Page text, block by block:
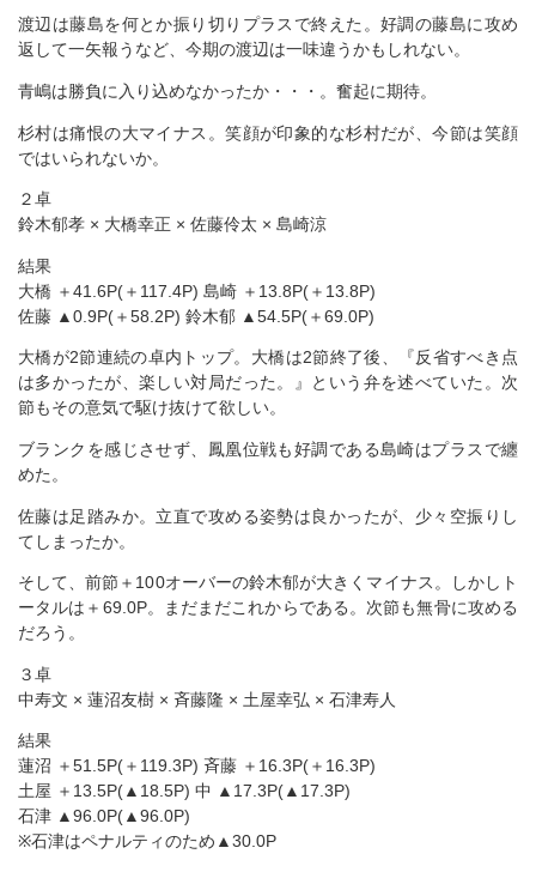
渡辺は藤島を何とか振り切りプラスで終えた。好調の藤島に攻め
返して一矢報うなど、今期の渡辺は一味違うかもしれない。
青嶋は勝負に入り込めなかったか・・・。奮起に期待。
杉村は痛恨の大マイナス。笑顔が印象的な杉村だが、今節は笑顔
ではいられないか。
２卓
鈴木郁孝 × 大橋幸正 × 佐藤伶太 × 島崎涼
結果
大橋 ＋41.6P(＋117.4P) 島崎 ＋13.8P(＋13.8P)
佐藤 ▲0.9P(＋58.2P) 鈴木郁 ▲54.5P(＋69.0P)
大橋が2節連続の卓内トップ。大橋は2節終了後、『反省すべき点
は多かったが、楽しい対局だった。』という弁を述べていた。次
節もその意気で駆け抜けて欲しい。
ブランクを感じさせず、鳳凰位戦も好調である島崎はプラスで纏
めた。
佐藤は足踏みか。立直で攻める姿勢は良かったが、少々空振りし
てしまったか。
そして、前節＋100オーバーの鈴木郁が大きくマイナス。しかしト
ータルは＋69.0P。まだまだこれからである。次節も無骨に攻める
だろう。
３卓
中寿文 × 蓮沼友樹 × 斉藤隆 × 土屋幸弘 × 石津寿人
結果
蓮沼 ＋51.5P(＋119.3P) 斉藤 ＋16.3P(＋16.3P)
土屋 ＋13.5P(▲18.5P) 中 ▲17.3P(▲17.3P)
石津 ▲96.0P(▲96.0P)
※石津はペナルティのため▲30.0P